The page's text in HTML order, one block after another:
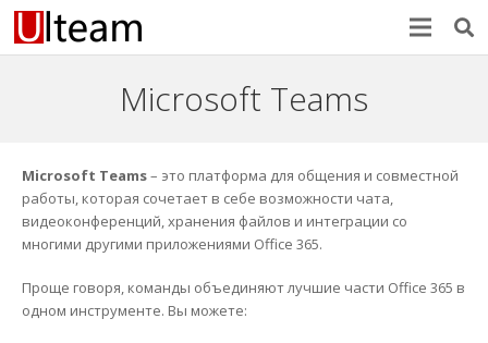
Microsoft Teams
Microsoft Teams– это платформа для общения и совместной
работы, которая сочетает в себе возможности чата,
видеоконференций, хранения файлов и интеграции со
многими другими приложениями Office 365.
Проще говоря, команды объединяют лучшие части Office 365 в
одном инструменте. Вы можете: